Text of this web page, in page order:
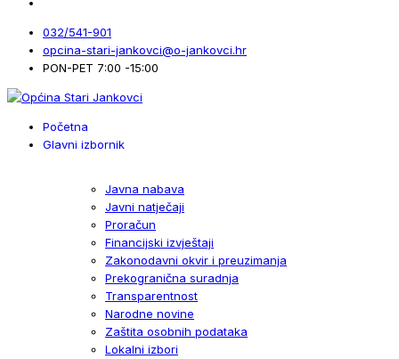
032/541-901
opcina-stari-jankovci@o-jankovci.hr
PON-PET 7:00 -15:00
Početna
Glavni izbornik
Javna nabava
Javni natječaji
Proračun
Financijski izvještaji
Zakonodavni okvir i preuzimanja
Prekogranična suradnja
Transparentnost
Narodne novine
Zaštita osobnih podataka
Lokalni izbori